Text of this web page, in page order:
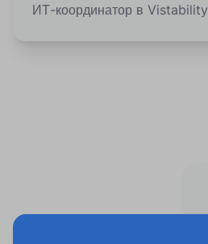
ИТ-координатор в Vistability